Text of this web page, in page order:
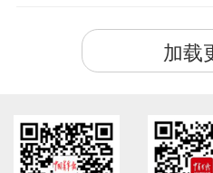
加载